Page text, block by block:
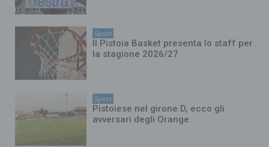
Sport
Il Pistoia Basket presenta lo staff per
la stagione 2026/27
Sport
Pistoiese nel girone D, ecco gli
avversari degli Orange